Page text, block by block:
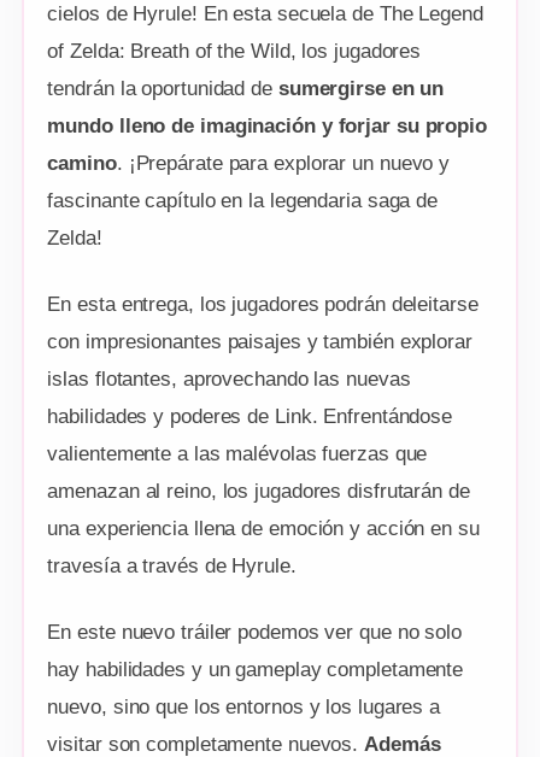
cielos de Hyrule! En esta secuela de The Legend
of Zelda: Breath of the Wild, los jugadores
tendrán la oportunidad de sumergirse en un
mundo lleno de imaginación y forjar su propio
camino. ¡Prepárate para explorar un nuevo y
fascinante capítulo en la legendaria saga de
Zelda!
En esta entrega, los jugadores podrán deleitarse
con impresionantes paisajes y también explorar
islas flotantes, aprovechando las nuevas
habilidades y poderes de Link. Enfrentándose
valientemente a las malévolas fuerzas que
amenazan al reino, los jugadores disfrutarán de
una experiencia llena de emoción y acción en su
travesía a través de Hyrule.
En este nuevo tráiler podemos ver que no solo
hay habilidades y un gameplay completamente
nuevo, sino que los entornos y los lugares a
visitar son completamente nuevos. Además